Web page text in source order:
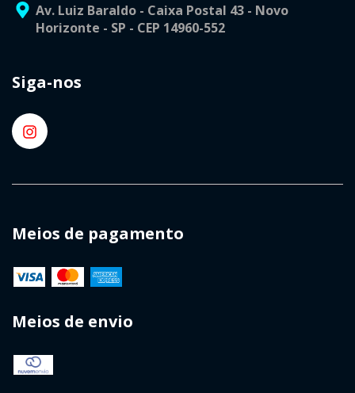
Av. Luiz Baraldo - Caixa Postal 43 - Novo
Horizonte - SP - CEP 14960-552
Siga-nos
Meios de pagamento
Meios de envio